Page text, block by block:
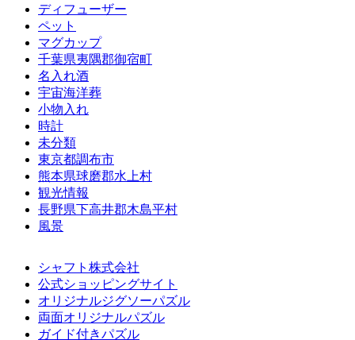
ディフューザー
ペット
マグカップ
千葉県夷隅郡御宿町
名入れ酒
宇宙海洋葬
小物入れ
時計
未分類
東京都調布市
熊本県球磨郡水上村
観光情報
長野県下高井郡木島平村
風景
シャフト株式会社
公式ショッピングサイト
オリジナルジグソーパズル
両面オリジナルパズル
ガイド付きパズル